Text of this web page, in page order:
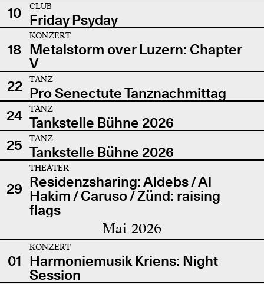
10
CLUB
Friday Psyday
18
KONZERT
Metalstorm over Luzern: Chapter
V
22
TANZ
Pro Senectute Tanznachmittag
24
TANZ
Tankstelle Bühne 2026
25
TANZ
Tankstelle Bühne 2026
29
THEATER
Residenzsharing: Aldebs / Al
Hakim / Caruso / Zünd: raising
flags
Mai 2026
01
KONZERT
Harmoniemusik Kriens: Night
Session